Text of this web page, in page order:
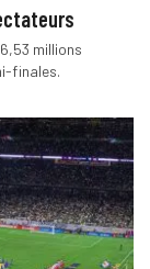
millions
finales.